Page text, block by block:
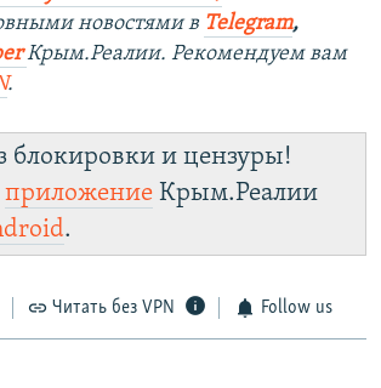
новостями в Telegram,
Крым.Реалии. Рекомендуем вам
.
блокировки и цензуры!
приложение Крым.Реалии
.
Читать без VPN Follow us